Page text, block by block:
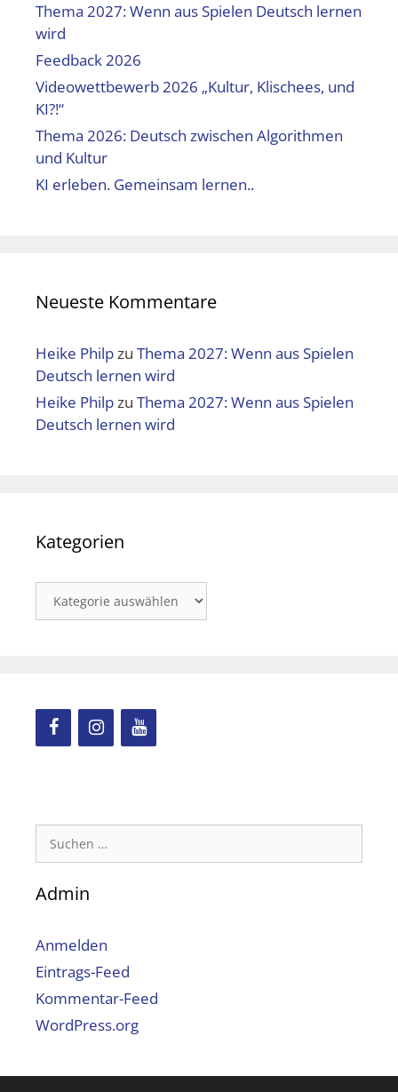
Thema 2027: Wenn aus Spielen Deutsch lernen
wird
Feedback 2026
Videowettbewerb 2026 „Kultur, Klischees, und
KI?!“
Thema 2026: Deutsch zwischen Algorithmen
und Kultur
KI erleben. Gemeinsam lernen..
Neueste Kommentare
Heike Philpzu Thema 2027: Wenn aus Spielen
Deutsch lernen wird
Heike Philpzu Thema 2027: Wenn aus Spielen
Deutsch lernen wird
Kategorien
Kategorien
Suchen
nach:
Admin
Anmelden
Eintrags-Feed
Kommentar-Feed
WordPress.org